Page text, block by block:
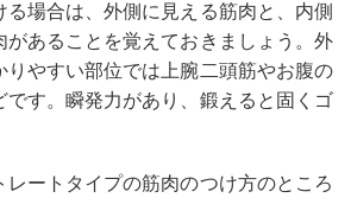
る場合は、外側に見える筋肉と、内側
があることを覚えておきましょう。外
りやすい部位では上腕二頭筋やお腹の
です。瞬発力があり、鍛えると固くゴ
レートタイプの筋肉のつけ方のところ